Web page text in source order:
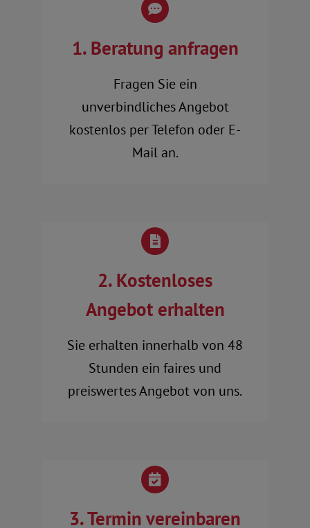
1. Beratung anfragen
Fragen Sie ein
unverbindliches Angebot
kostenlos per Telefon oder E-
Mail an.
2. Kostenloses
Angebot erhalten
Sie erhalten innerhalb von 48
Stunden ein faires und
preiswertes Angebot von uns.
3. Termin vereinbaren